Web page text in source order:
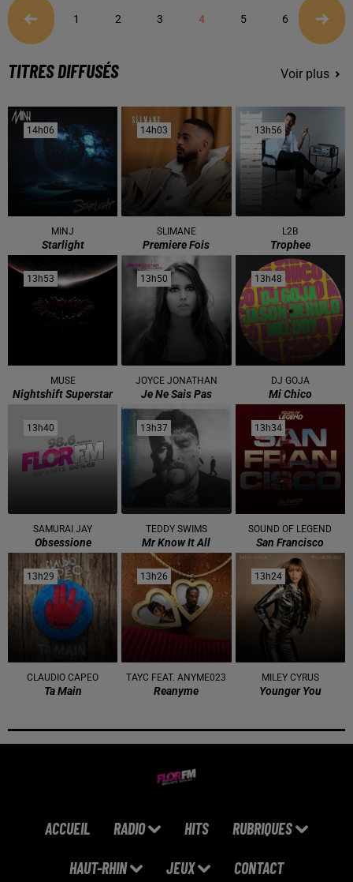
1 2 3 4 5 6 7
TITRES DIFFUSÉS Voir plus
14h06
14h06
MINJ
Starlight
14h03
14h03
SLIMANE
Premiere Fois
13h56
13h56
L2B
Trophee
13h53
13h53
MUSE
Nightshift Superstar
13h50
13h50
JOYCE JONATHAN
Je Ne Sais Pas
13h48
13h48
DJ GOJA
Mi Chico
13h40
13h40
SAMURAI JAY
Obsessione
13h37
13h37
TEDDY SWIMS
Mr Know It All
13h34
13h34
SOUND OF LEGEND
San Francisco
13h29
13h29
CLAUDIO CAPEO
Ta Main
13h26
13h26
TAYC FEAT. ANYME023
Reanyme
13h24
13h24
MILEY CYRUS
Younger You
ACCUEIL RADIO HITS RUBRIQUES
HAUT-RHIN JEUX CONTACT